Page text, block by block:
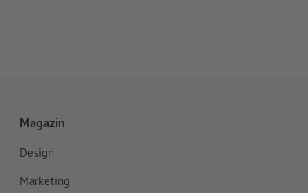
Magazin
Design
Marketing